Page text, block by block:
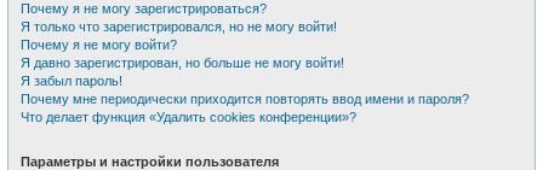
Почему я не могу зарегистрироваться?
Я только что зарегистрировался, но не могу войти!
Почему я не могу войти?
Я давно зарегистрирован, но больше не могу войти!
Я забыл пароль!
Почему мне периодически приходится повторять ввод имени и пароля?
Что делает функция «Удалить cookies конференции»?
Параметры и настройки пользователя